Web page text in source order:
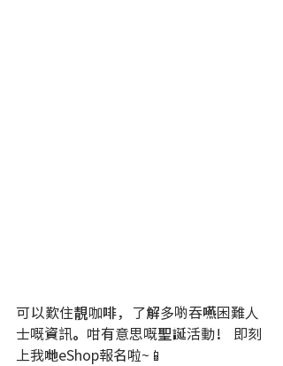
可以歎住靚咖啡，了解多啲吞嚥困難人
士嘅資訊。咁有意思嘅聖誕活動！ 即刻
上我哋eShop報名啦~📱